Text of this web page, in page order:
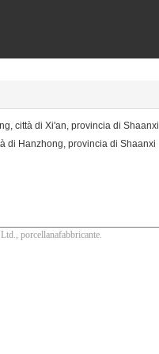
città di Xi'an, provincia di Shaanxi
di Hanzhong, provincia di Shaanxi